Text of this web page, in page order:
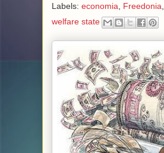
Labels: economia Freedonia
welfare state